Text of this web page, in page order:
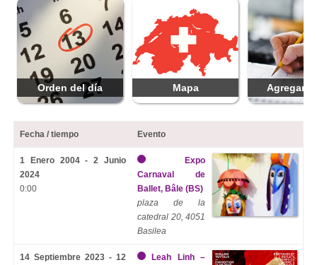
Orden del día Mapa Agregar
Fecha / tiempo Evento
1 Enero 2004 - 2 Junio
2024
0:00
Expo
Carnaval de
Ballet, Bâle (BS)
plaza de la
catedral 20, 4051
Basilea
14 Septiembre 2023 - 12
Leah Linh –